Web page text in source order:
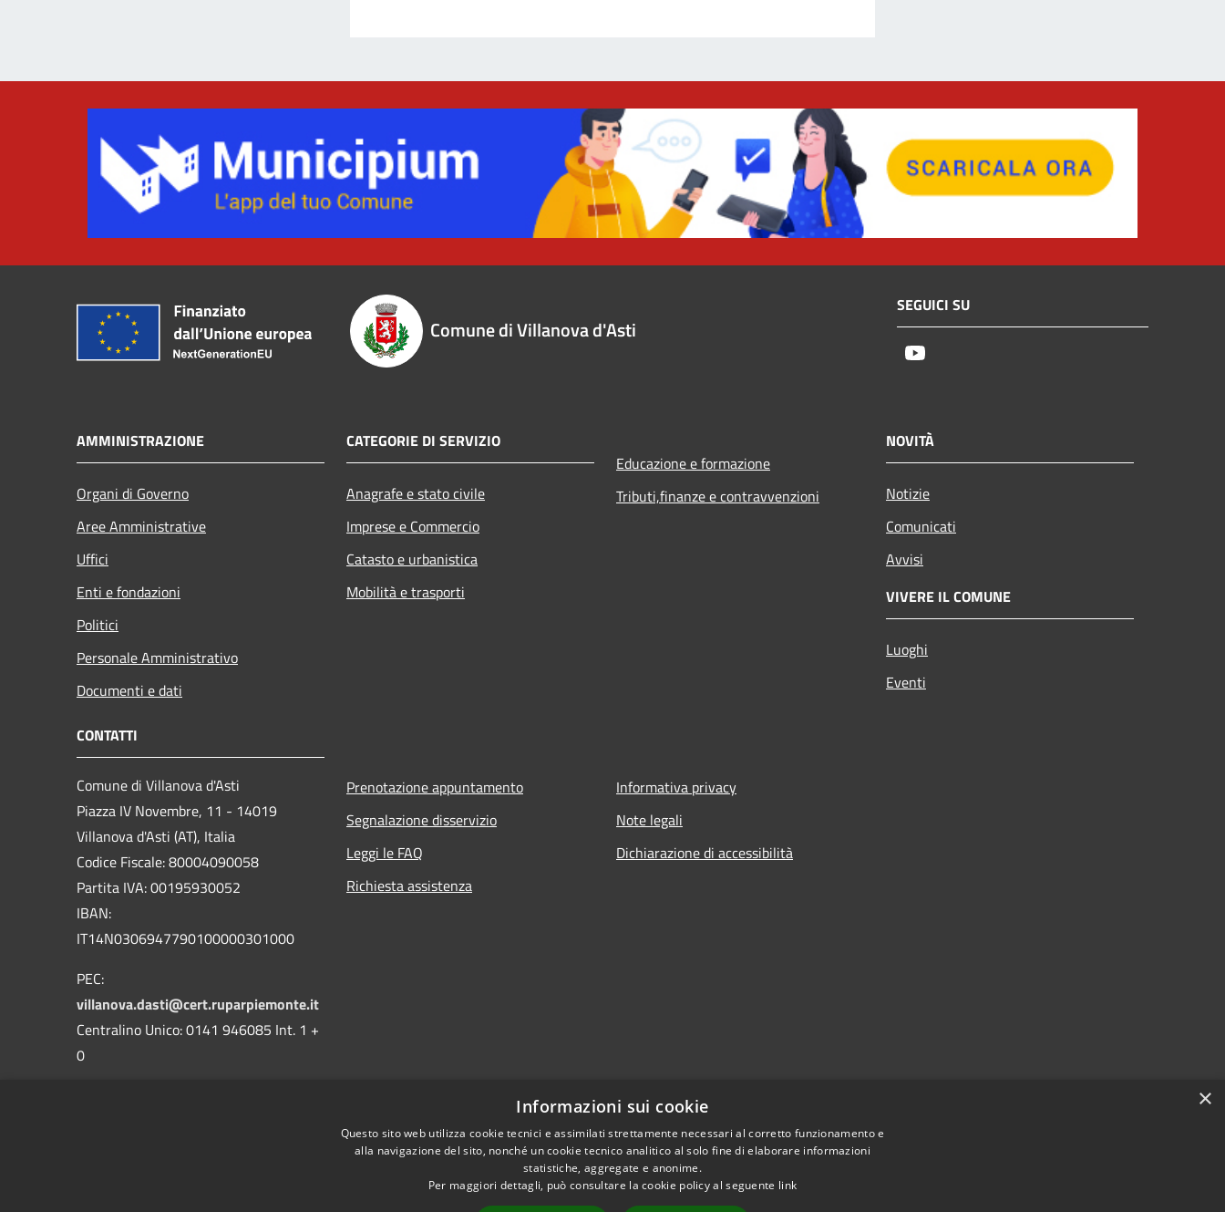
Comune di Villanova d'Asti
SEGUICI SU
AMMINISTRAZIONE
Organi di Governo
Aree Amministrative
Uffici
Enti e fondazioni
Politici
Personale Amministrativo
Documenti e dati
CATEGORIE DI SERVIZIO
Anagrafe e stato civile
Imprese e Commercio
Catasto e urbanistica
Mobilità e trasporti
Educazione e formazione
Tributi,finanze e contravvenzioni
NOVITÀ
Notizie
Comunicati
Avvisi
VIVERE IL COMUNE
Luoghi
Eventi
CONTATTI
Comune di Villanova d'Asti
Piazza IV Novembre, 11 - 14019
Villanova d'Asti (AT), Italia
Codice Fiscale: 80004090058
Partita IVA: 00195930052
IBAN:
IT14N0306947790100000301000
PEC:
villanova.dasti@cert.ruparpiemonte.it
Centralino Unico: 0141 946085 Int. 1 +
0
Prenotazione appuntamento
Segnalazione disservizio
Leggi le FAQ
Richiesta assistenza
Informativa privacy
Note legali
Dichiarazione di accessibilità
Mappa del sito
×
Informazioni sui cookie
Questo sito web utilizza cookie tecnici e assimilati strettamente necessari al corretto funzionamento e
alla navigazione del sito, nonché un cookie tecnico analitico al solo fine di elaborare informazioni
statistiche, aggregate e anonime.
Per maggiori dettagli, può consultare la cookie policy al seguente link